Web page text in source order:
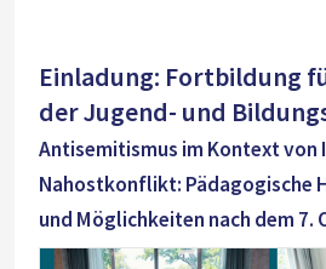
Einladung: Fortbildung
der Jugend- und
Antisemitismus im Kontext von
Nahostkonflikt: Pädagogische
und Möglichkeiten nach dem 7.